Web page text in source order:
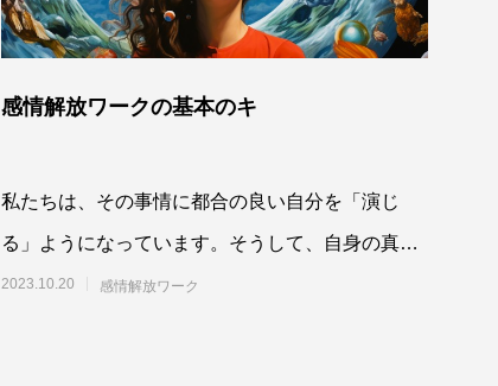
感情解放ワークの基本のキ
私たちは、その事情に都合の良い自分を「演じ
る」ようになっています。そうして、自身の真実
から遠く遠く離れていく。ついには、真実を感じ
2023.10.20 感情解放ワーク